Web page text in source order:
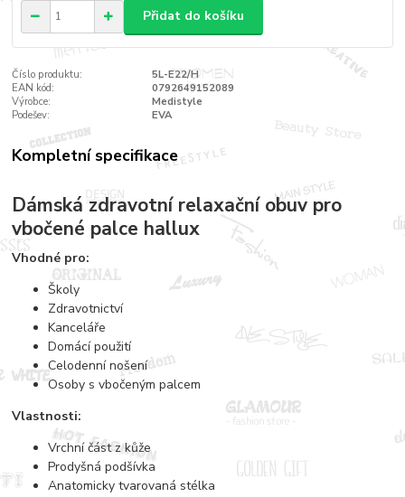
Přidat do košíku
Číslo produktu:
5L-E22/H
EAN kód:
0792649152089
Výrobce:
Medistyle
Podešev:
EVA
Kompletní specifikace
Dámská zdravotní relaxační obuv pro
vbočené palce hallux
Vhodné pro:
Školy
Zdravotnictví
Kanceláře
Domácí použití
Celodenní nošení
Osoby s vbočeným palcem
Vlastnosti:
Vrchní část z kůže
Prodyšná podšívka
Anatomicky tvarovaná stélka